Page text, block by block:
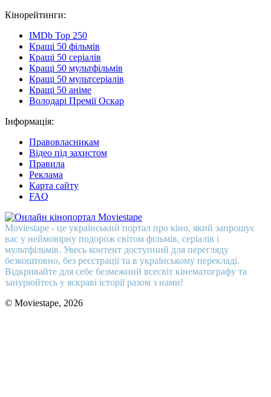
Кінорейтинги:
IMDb Top 250
Кращі 50 фільмів
Кращі 50 серіалів
Кращі 50 мультфільмів
Кращі 50 мультсеріалів
Кращі 50 аніме
Володарі Премії Оскар
Інформація:
Правовласникам
Відео під захистом
Правила
Реклама
Карта сайту
FAQ
Moviestape - це український портал про кіно, який запрошує
вас у неймовірну подорож світом фільмів, серіалів і
мультфільмів. Увесь контент доступний для перегляду
безкоштовно, без реєстрації та в українському перекладі.
Відкривайте для себе безмежний всесвіт кінематографу та
занурюйтесь у яскраві історії разом з нами!
© Moviestape, 2026